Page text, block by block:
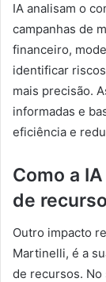
IA analisam o
campanhas de
financeiro,
identificar
mais precisão.
informadas e
eficiência e
Como a
de
Outro impacto
Martinelli, é a
de recursos.